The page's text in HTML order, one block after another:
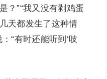
？”“我又没有剥鸡蛋
天都发生了这种情
“有时还能听到‘吱